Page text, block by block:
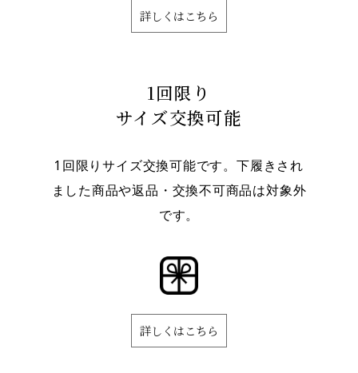
詳しくはこちら
1回限り
サイズ交換可能
1回限りサイズ交換可能です。下履きされ
ました商品や返品・交換不可商品は対象外
です。
詳しくはこちら